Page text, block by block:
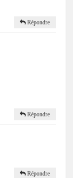
Répondre
Répondre
Répondre